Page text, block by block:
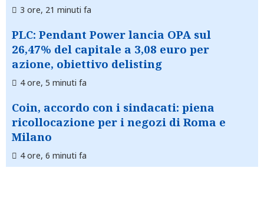
3 ore, 21 minuti fa
PLC: Pendant Power lancia OPA sul
26,47% del capitale a 3,08 euro per
azione, obiettivo delisting
4 ore, 5 minuti fa
Coin, accordo con i sindacati: piena
ricollocazione per i negozi di Roma e
Milano
4 ore, 6 minuti fa